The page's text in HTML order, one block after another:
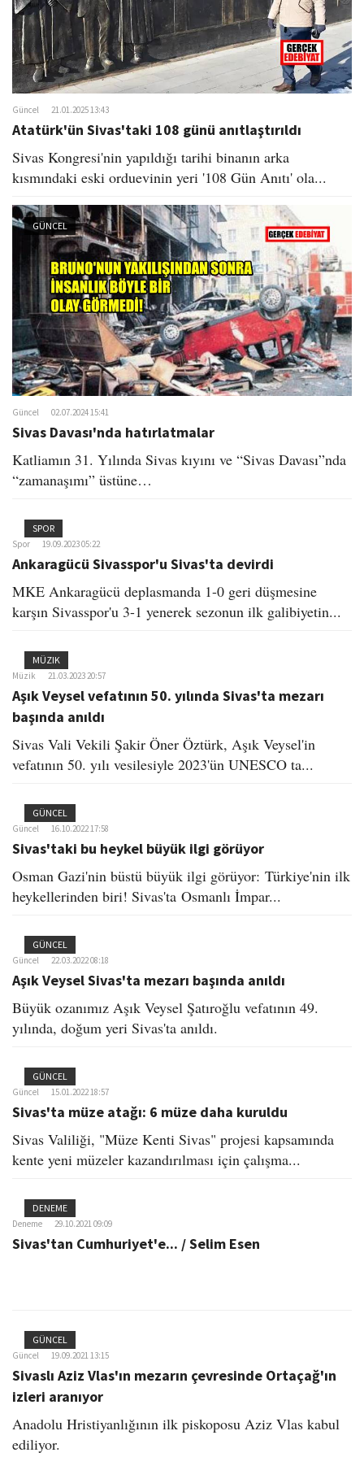
Güncel 21.01.2025 13:43
Atatürk'ün Sivas'taki 108 günü anıtlaştırıldı
Sivas Kongresi'nin yapıldığı tarihi binanın arka
kısmındaki eski orduevinin yeri '108 Gün Anıtı' ola...
GÜNCEL
Güncel 02.07.2024 15:41
Sivas Davası'nda hatırlatmalar
Katliamın 31. Yılında Sivas kıyını ve “Sivas Davası”nda
“zamanaşımı” üstüne…
SPOR
Spor 19.09.2023 05:22
Ankaragücü Sivasspor'u Sivas'ta devirdi
MKE Ankaragücü deplasmanda 1-0 geri düşmesine
karşın Sivasspor'u 3-1 yenerek sezonun ilk galibiyetin...
MÜZIK
Müzik 21.03.2023 20:57
Aşık Veysel vefatının 50. yılında Sivas'ta mezarı
başında anıldı
Sivas Vali Vekili Şakir Öner Öztürk, Aşık Veysel'in
vefatının 50. yılı vesilesiyle 2023'ün UNESCO ta...
GÜNCEL
Güncel 16.10.2022 17:58
Sivas'taki bu heykel büyük ilgi görüyor
Osman Gazi'nin büstü büyük ilgi görüyor: Türkiye'nin ilk
heykellerinden biri! Sivas'ta Osmanlı İmpar...
GÜNCEL
Güncel 22.03.2022 08:18
Aşık Veysel Sivas'ta mezarı başında anıldı
Büyük ozanımız Aşık Veysel Şatıroğlu vefatının 49.
yılında, doğum yeri Sivas'ta anıldı.
GÜNCEL
Güncel 15.01.2022 18:57
Sivas'ta müze atağı: 6 müze daha kuruldu
Sivas Valiliği, "Müze Kenti Sivas" projesi kapsamında
kente yeni müzeler kazandırılması için çalışma...
DENEME
Deneme 29.10.2021 09:09
Sivas'tan Cumhuriyet'e... / Selim Esen
GÜNCEL
Güncel 19.09.2021 13:15
Sivaslı Aziz Vlas'ın mezarın çevresinde Ortaçağ'ın
izleri aranıyor
Anadolu Hristiyanlığının ilk piskoposu Aziz Vlas kabul
ediliyor.